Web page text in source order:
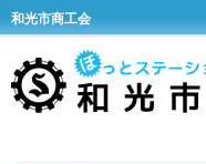
和光市商工会